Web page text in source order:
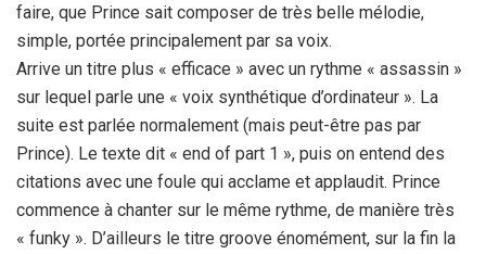
faire, que Prince sait composer de très belle mélodie,
simple, portée principalement par sa voix.
Arrive un titre plus « efficace » avec un rythme « assassin »
sur lequel parle une « voix synthétique d’ordinateur ». La
suite est parlée normalement (mais peut-être pas par
Prince). Le texte dit « end of part 1 », puis on entend des
citations avec une foule qui acclame et applaudit. Prince
commence à chanter sur le même rythme, de manière très
« funky ». D’ailleurs le titre groove énomément, sur la fin la